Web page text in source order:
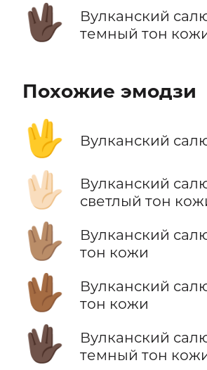
🖖🏿
Вулканский
темный тон
Похожие эмодзи
🖖 Вулканский
🖖🏻
Вулканский
светлый тон
🖖🏽
Вулканский
тон кожи
🖖🏾
Вулканский
тон кожи
🖖🏿
Вулканский
темный тон